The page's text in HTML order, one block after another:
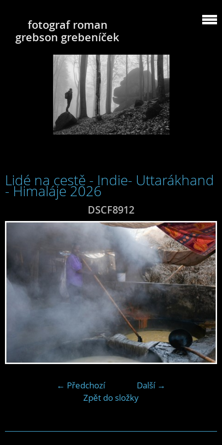
fotograf roman
grebson grebeníček
Lidé na cestě - Indie- Uttarákhand
- Himaláje 2026
DSCF8912
← Předchozí
Další →
Zpět do složky